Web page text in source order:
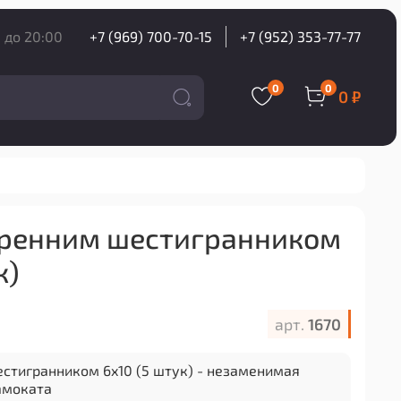
до 20:00 +7 (969) 700-70-15 +7 (952) 353-77-77
0 0 0 ₽
арт. 1670
шестигранником
6x10 (5 штук) - незаменимая